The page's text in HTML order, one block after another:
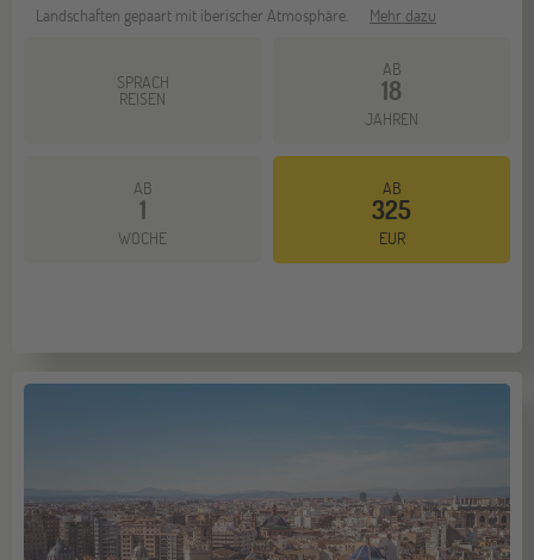
Landschaften gepaart mit iberischer Atmosphäre.
Mehr dazu
SPRACH
REISEN
AB
18
JAHREN
AB
1
WOCHE
AB
325
EUR